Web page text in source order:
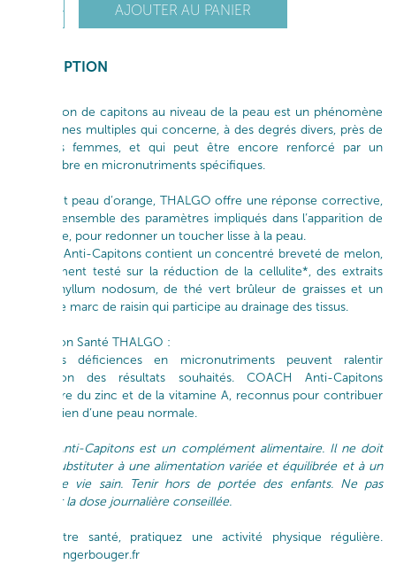
AJOUTER AU PANIER
DESCRIPTION
L’apparition de capitons au niveau de la peau est un phénomène
aux origines multiples qui concerne, à des degrés divers, près de
90% des femmes, et qui peut être encore renforcé par un
déséquilibre en micronutriments spécifiques.
A l’aspect peau d’orange, THALGO offre une réponse corrective,
ciblant l’ensemble des paramètres impliqués dans l’apparition de
la cellulite, pour redonner un toucher lisse à la peau.
COACH Anti-Capitons contient un concentré breveté de melon,
cliniquement testé sur la réduction de la cellulite*, des extraits
d’Ascophyllum nodosum, de thé vert brûleur de graisses et un
extrait de marc de raisin qui participe au drainage des tissus.
Innovation Santé THALGO :
Certaines déficiences en micronutriments peuvent ralentir
l’obtention des résultats souhaités. COACH Anti-Capitons
concentre du zinc et de la vitamine A, reconnus pour contribuer
au maintien d’une peau normale.
Coach Anti-Capitons est un complément alimentaire. Il ne doit
pas se substituter à une alimentation variée et équilibrée et à un
mode de vie sain. Tenir hors de portée des enfants. Ne pas
dépasser la dose journalière conseillée.
Pour votre santé, pratiquez une activité physique régulière.
www.mangerbouger.fr